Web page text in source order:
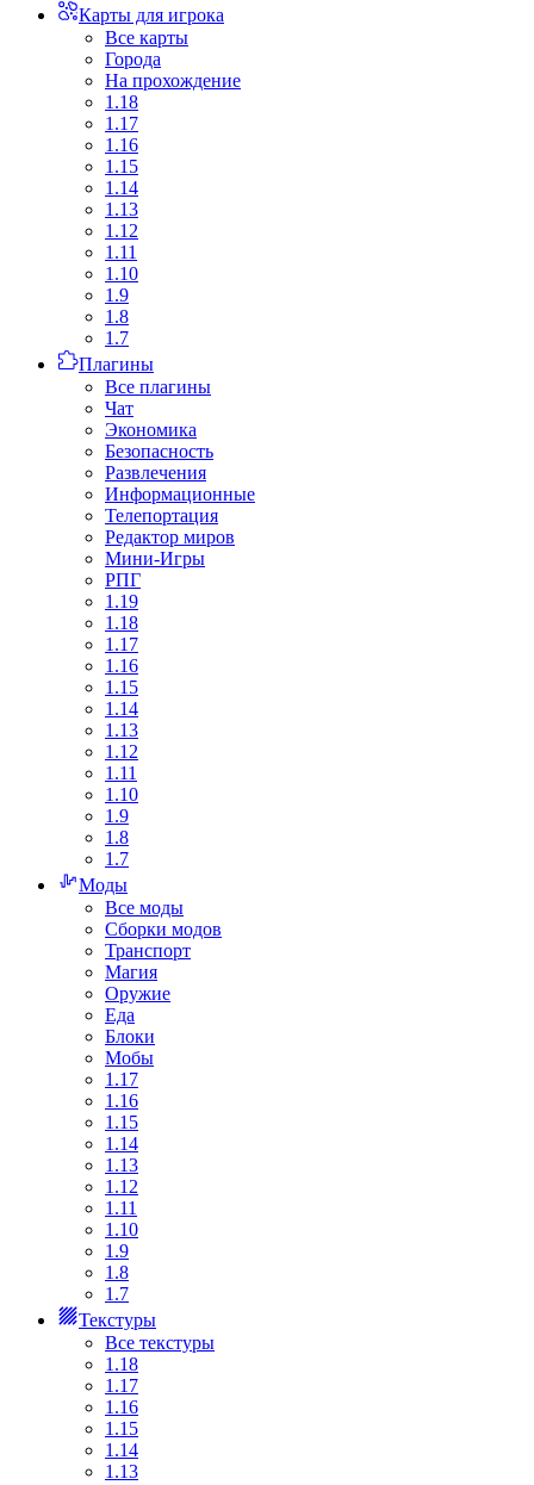
Карты для игрока
Все карты
Города
На прохождение
1.18
1.17
1.16
1.15
1.14
1.13
1.12
1.11
1.10
1.9
1.8
1.7
Плагины
Все плагины
Чат
Экономика
Безопасность
Развлечения
Информационные
Телепортация
Редактор миров
Мини-Игры
РПГ
1.19
1.18
1.17
1.16
1.15
1.14
1.13
1.12
1.11
1.10
1.9
1.8
1.7
Моды
Все моды
Сборки модов
Транспорт
Магия
Оружие
Еда
Блоки
Мобы
1.17
1.16
1.15
1.14
1.13
1.12
1.11
1.10
1.9
1.8
1.7
Текстуры
Все текстуры
1.18
1.17
1.16
1.15
1.14
1.13